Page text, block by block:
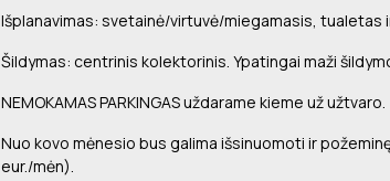
Išplanavimas: svetainė/virtuvė/miegamasis, tualetas
Šildymas: centrinis kolektorinis. Ypatingai maži
NEMOKAMAS PARKINGAS uždarame kieme už užtvaro.
Nuo kovo mėnesio bus galima išsinuomoti ir
eur./mėn).